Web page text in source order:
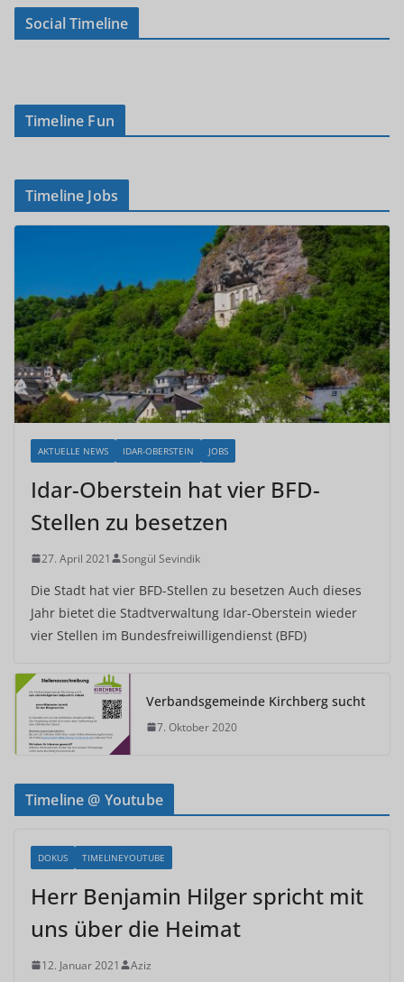
Social Timeline
Timeline Fun
Timeline Jobs
AKTUELLE NEWS IDAR-OBERSTEIN JOBS
Idar-Oberstein hat vier BFD-
Stellen zu besetzen
27. April 2021 Songül Sevindik
Die Stadt hat vier BFD-Stellen zu besetzen Auch dieses
Jahr bietet die Stadtverwaltung Idar-Oberstein wieder
vier Stellen im Bundesfreiwilligendienst (BFD)
Verbandsgemeinde Kirchberg sucht
7. Oktober 2020
Timeline @ Youtube
DOKUS TIMELINEYOUTUBE
Herr Benjamin Hilger spricht mit
uns über die Heimat
12. Januar 2021 Aziz